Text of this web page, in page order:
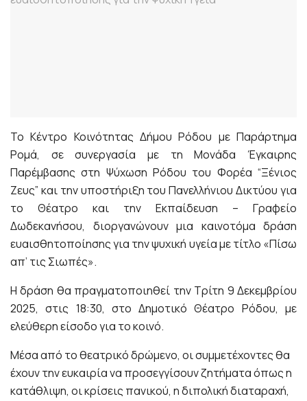
Το Κέντρο Κοινότητας Δήμου Ρόδου με Παράρτημα
Ρομά, σε συνεργασία με τη Μονάδα Έγκαιρης
Παρέμβασης στη Ψύχωση Ρόδου του Φορέα “Ξένιος
Ζευς” και την υποστήριξη του Πανελλήνιου Δικτύου για
το Θέατρο και την Εκπαίδευση – Γραφείο
Δωδεκανήσου, διοργανώνουν μια καινοτόμα δράση
ευαισθητοποίησης για την ψυχική υγεία με τίτλο «Πίσω
απ’ τις Σιωπές».
Η δράση θα πραγματοποιηθεί την Τρίτη 9 Δεκεμβρίου
2025, στις 18:30, στο Δημοτικό Θέατρο Ρόδου, με
ελεύθερη είσοδο για το κοινό.
Μέσα από το θεατρικό δρώμενο, οι συμμετέχοντες θα
έχουν την ευκαιρία να προσεγγίσουν ζητήματα όπως η
κατάθλιψη, οι κρίσεις πανικού, η διπολική διαταραχή,